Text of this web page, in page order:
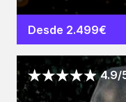
Desde 2.499€
4.9/